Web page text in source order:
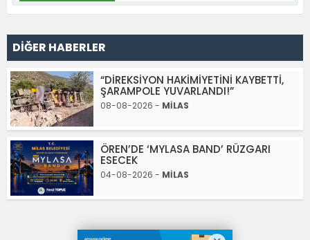
DİĞER HABERLER
“DİREKSİYON HAKİMİYETİNİ KAYBETTİ,
ŞARAMPOLE YUVARLANDI!”
08-08-2026 - MİLAS
ÖREN’DE ‘MYLASA BAND’ RÜZGARI
ESECEK
04-08-2026 - MİLAS